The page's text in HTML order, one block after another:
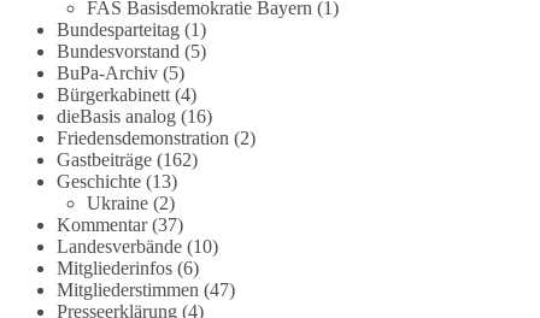
Eine resiliente Gesellschaft erkennt man nicht
daran, wie sie Strommangel verwaltet, sondern
daran, wie sie ihn verhindert!
Quellen:https://apollo-news.net/geheimplan-
energiekrise-bundesnetzagentur-bereitet-sich-auf-
strommangel-ueber-mehrere-tage-bis-wochen-vor/
und
https://www.merkur.de/deutschland/der-
geheimplan-gegen-stromausfalle-der-
bundesnetzagentur-zr-94423201.html?
utm_source=chatgpt.com
🟩🟩🟦🟦🟥🟥🟧🟧
FAS Basisdemokratie Bayern (1)
Bundesparteitag(1)
Bundesvorstand (5)
BuPa-Archiv(5)
Bürgerkabinett(4)
dieBasis analog(16)
Friedensdemonstration (2)
Gastbeiträge(162)
Geschichte(13)
Ukraine(2)
Kommentar(37)
Landesverbände(10)
Mitgliederinfos(6)
Mitgliederstimmen (47)
Presseerklärung(4)